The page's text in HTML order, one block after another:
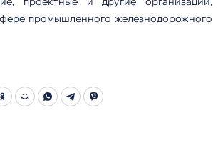
промышленного железнодорожного